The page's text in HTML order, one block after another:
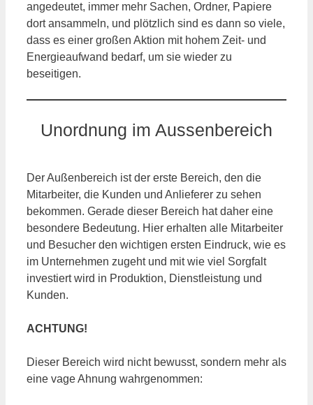
angedeutet, immer mehr Sachen, Ordner, Papiere
dort ansammeln, und plötzlich sind es dann so viele,
dass es einer großen Aktion mit hohem Zeit- und
Energieaufwand bedarf, um sie wieder zu
beseitigen.
Unordnung im Aussenbereich
Der Außenbereich ist der erste Bereich, den die
Mitarbeiter, die Kunden und Anlieferer zu sehen
bekommen. Gerade dieser Bereich hat daher eine
besondere Bedeutung. Hier erhalten alle Mitarbeiter
und Besucher den wichtigen ersten Eindruck, wie es
im Unternehmen zugeht und mit wie viel Sorgfalt
investiert wird in Produktion, Dienstleistung und
Kunden.
ACHTUNG!
Dieser Bereich wird nicht bewusst, sondern mehr als
eine vage Ahnung wahrgenommen: